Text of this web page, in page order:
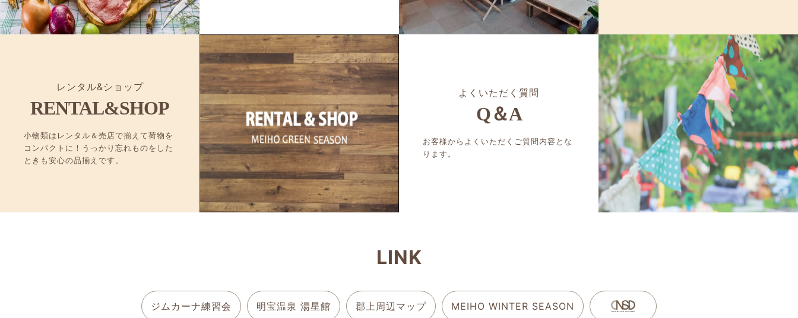
レンタル&ショップ
RENTAL&SHOP
小物類はレンタル＆売店で揃えて荷物を
コンパクトに！うっかり忘れものをした
ときも安心の品揃えです。
よくいただく質問
Q＆A
お客様からよくいただくご質問内容とな
ります。
LINK
ジムカーナ練習会 明宝温泉 湯星館 郡上周辺マップ MEIHO WINTER SEASON